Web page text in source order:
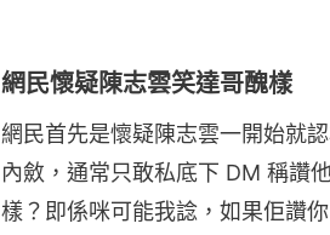
網民懷疑陳志雲笑達哥醜樣
網民首先是懷疑陳志雲一開始就
內斂，通常只敢私底下 DM 稱讚
樣？即係咪可能我諗，如果佢讚